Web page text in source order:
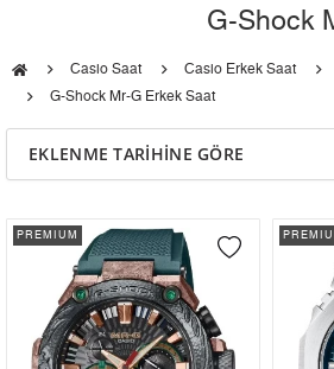
G-Shock
Casio Saat Casio Erkek Saat
G-Shock Mr-G Erkek Saat
EKLENME TARIHINE GÖRE
PREMIUM